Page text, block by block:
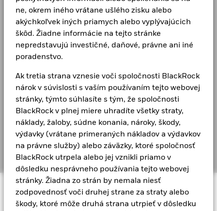
ne, okrem iného vrátane ušlého zisku alebo
akýchkoľvek iných priamych alebo vyplývajúcich
škôd. Žiadne informácie na tejto stránke
nepredstavujú investičné, daňové, právne ani iné
poradenstvo.
Ak tretia strana vznesie voči spoločnosti BlackRock
nárok v súvislosti s vaším používaním tejto webovej
stránky, týmto súhlasíte s tým, že spoločnosti
BlackRock v plnej miere uhradíte všetky straty,
náklady, žaloby, súdne konania, nároky, škody,
výdavky (vrátane primeraných nákladov a výdavkov
na právne služby) alebo záväzky, ktoré spoločnosť
BlackRock utrpela alebo jej vznikli priamo v
dôsledku nesprávneho používania tejto webovej
stránky. Žiadna zo strán by nemala niesť
zodpovednosť voči druhej strane za straty alebo
škody, ktoré môže druhá strana utrpieť v dôsledku
Zistite viac o iShares
S Aladdinom sme vyvinuli pokročilý systém na
zlepšenie nášho riadenia rizík. Snaží sa poskytnúť
stovkám spoločností väčšiu jasnosť v každom kroku
investičného procesu.
Ďalšie informácie o systéme Aladdin
Upozornenie na riziko: Aj keď vlastné technologické
platformy môžu pomôcť riadiť riziko, riziko nemožno